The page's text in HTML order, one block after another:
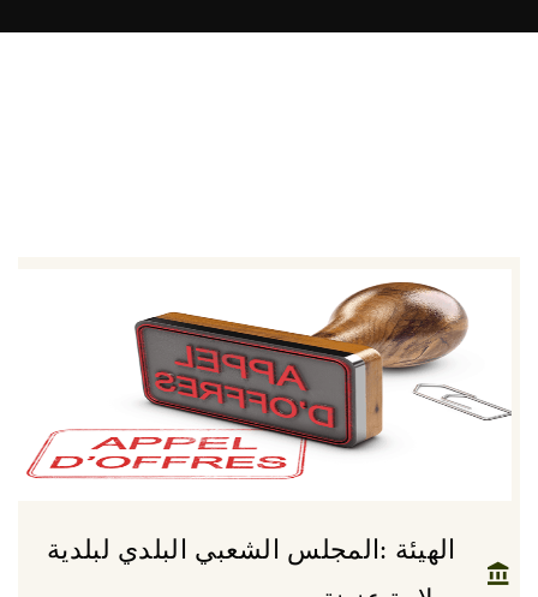
الهيئة :المجلس الشعبي البلدي لبلدية